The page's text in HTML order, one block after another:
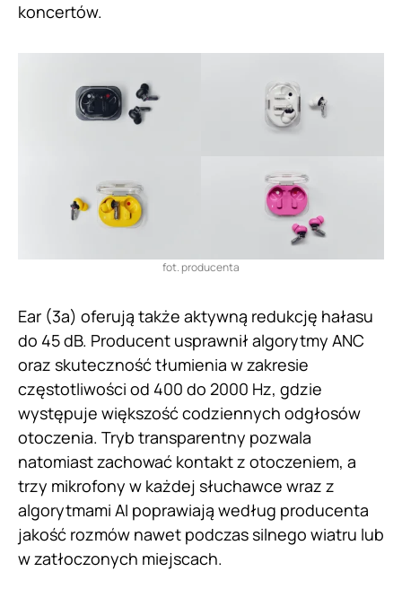
koncertów.
fot. producenta
Ear (3a) oferują także aktywną redukcję hałasu
do 45 dB. Producent usprawnił algorytmy ANC
oraz skuteczność tłumienia w zakresie
częstotliwości od 400 do 2000 Hz, gdzie
występuje większość codziennych odgłosów
otoczenia. Tryb transparentny pozwala
natomiast zachować kontakt z otoczeniem, a
trzy mikrofony w każdej słuchawce wraz z
algorytmami AI poprawiają według producenta
jakość rozmów nawet podczas silnego wiatru lub
w zatłoczonych miejscach.